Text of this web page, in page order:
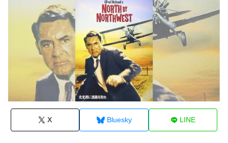
X Bluesky LINE